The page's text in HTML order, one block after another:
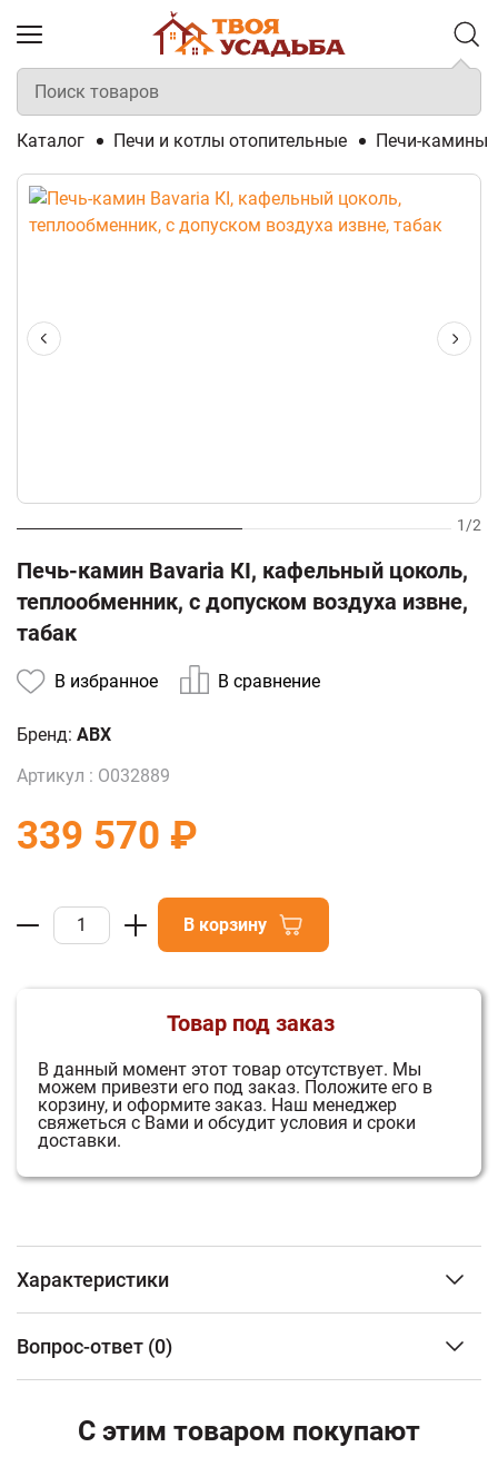
Каталог Печи и котлы отопительные Печи-камины
1/2
Печь-камин Bavaria КI, кафельный цоколь,
теплообменник, с допуском воздуха извне,
табак
В избранное В сравнение
Бренд: ABX
Артикул : О032889
339 570 ₽
В корзину
Товар под заказ
В данный момент этот товар отсутствует. Мы
можем привезти его под заказ. Положите его в
корзину, и оформите заказ. Наш менеджер
свяжеться с Вами и обсудит условия и сроки
доставки.
Характеристики
Расположение
Материал топки
Тип дверцы
Панорамная
Вопрос-ответ (0)
С этим товаром покупают